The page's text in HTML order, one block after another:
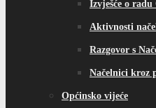
Izvješće o
Aktivnosti
Razgovor s
Načelnici kroz
Općinsko vijeće